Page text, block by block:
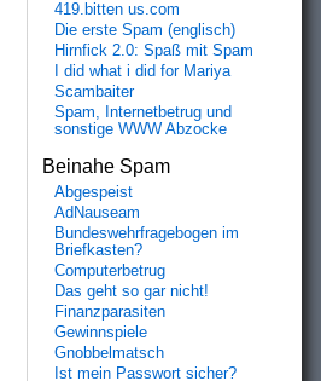
419.bitten us.com
Die erste Spam (englisch)
Hirnfick 2.0: Spaß mit Spam
I did what i did for Mariya
Scambaiter
Spam, Internetbetrug und
sonstige WWW Abzocke
Beinahe Spam
Abgespeist
AdNauseam
Bundeswehrfragebogen im
Briefkasten?
Computerbetrug
Das geht so gar nicht!
Finanzparasiten
Gewinnspiele
Gnobbelmatsch
Ist mein Passwort sicher?